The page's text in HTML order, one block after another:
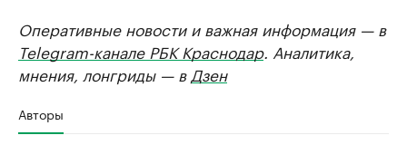
Оперативные новости и важная информация — в
Telegram-канале РБК Краснодар. Аналитика,
мнения, лонгриды — в Дзен
Авторы